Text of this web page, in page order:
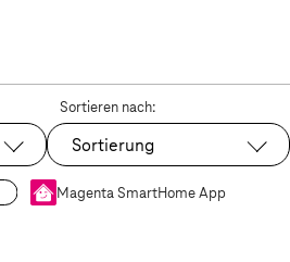
Sortieren nach:
Sortierung
Magenta SmartHome App